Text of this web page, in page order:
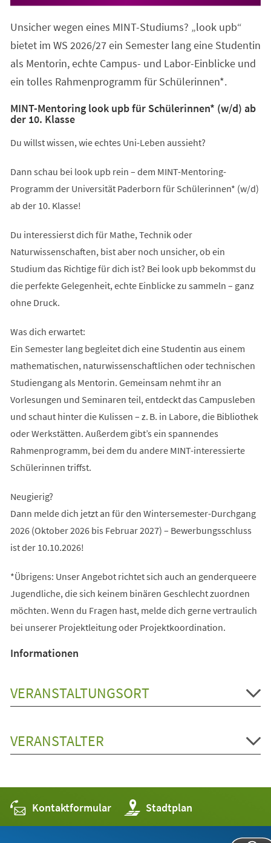
Unsicher wegen eines MINT-Studiums? „look upb“
bietet im WS 2026/27 ein Semester lang eine Studentin
als Mentorin, echte Campus- und Labor-Einblicke und
ein tolles Rahmenprogramm für Schülerinnen*.
MINT-Mentoring look upb für Schülerinnen* (w/d) ab
der 10. Klasse
Du willst wissen, wie echtes Uni-Leben aussieht?
Dann schau bei look upb rein – dem MINT-Mentoring-
Programm der Universität Paderborn für Schülerinnen* (w/d)
ab der 10. Klasse!
Du interessierst dich für Mathe, Technik oder
Naturwissenschaften, bist aber noch unsicher, ob ein
Studium das Richtige für dich ist? Bei look upb bekommst du
die perfekte Gelegenheit, echte Einblicke zu sammeln – ganz
ohne Druck.
Was dich erwartet:
Ein Semester lang begleitet dich eine Studentin aus einem
mathematischen, naturwissenschaftlichen oder technischen
Studiengang als Mentorin. Gemeinsam nehmt ihr an
Vorlesungen und Seminaren teil, entdeckt das Campusleben
und schaut hinter die Kulissen – z. B. in Labore, die Bibliothek
oder Werkstätten. Außerdem gibt’s ein spannendes
Rahmenprogramm, bei dem du andere MINT-interessierte
Schülerinnen triffst.
Neugierig?
Dann melde dich jetzt an für den Wintersemester-Durchgang
2026 (Oktober 2026 bis Februar 2027) – Bewerbungsschluss
ist der 10.10.2026!
*Übrigens: Unser Angebot richtet sich auch an genderqueere
Jugendliche, die sich keinem binären Geschlecht zuordnen
möchten. Wenn du Fragen hast, melde dich gerne vertraulich
bei unserer Projektleitung oder Projektkoordination.
Informationen
VERANSTALTUNGSORT
VERANSTALTER
Kontaktformular Stadtplan
(Öffnet
in
einem